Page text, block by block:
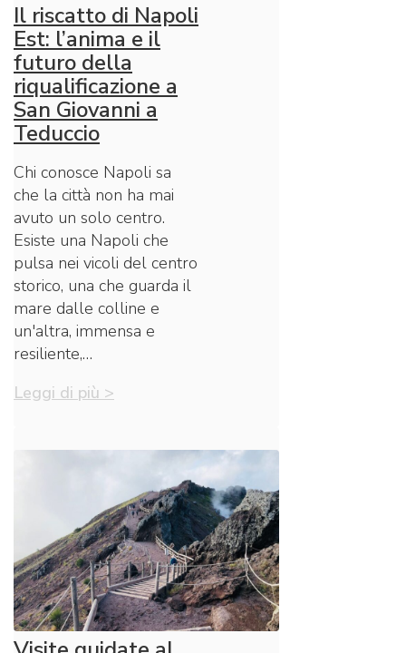
Il riscatto di Napoli
Est: l’anima e il
futuro della
riqualificazione a
San Giovanni a
Teduccio
Chi conosce Napoli sa
che la città non ha mai
avuto un solo centro.
Esiste una Napoli che
pulsa nei vicoli del centro
storico, una che guarda il
mare dalle colline e
un'altra, immensa e
resiliente,…
Leggi di più >